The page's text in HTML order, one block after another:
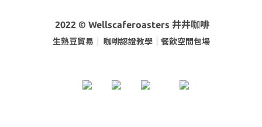
2022 © Wellscaferoasters 井井咖啡
生熟豆貿易｜ 咖啡認證教學｜餐飲空間包場